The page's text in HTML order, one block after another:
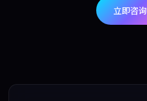
立即咨询